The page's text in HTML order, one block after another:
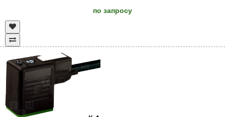
по запросу